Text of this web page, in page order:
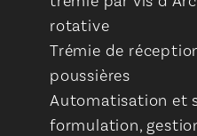
rotative
Trémie de
poussières
Automatisation et
formulation,